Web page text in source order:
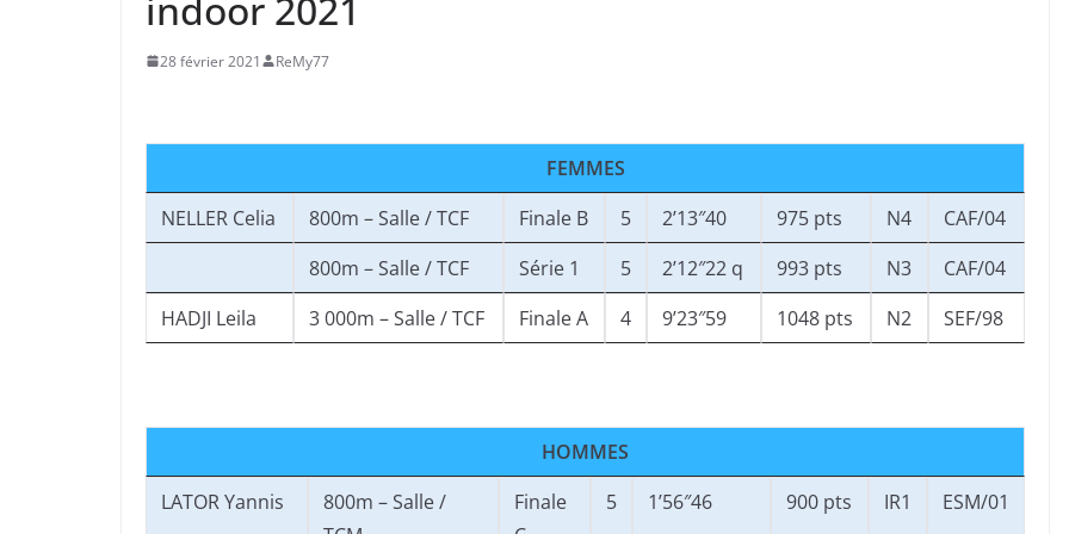
28 février 2021 ReMy77
FEMMES
NELLER Celia
800m – Salle / TCF Finale B 5 2’13″40 975 pts N4
CAF/04
800m – Salle / TCF
Série 1 5 2’12″22 q 993 pts N3
CAF/04
HADJI Leila
3 000m – Salle / TCF Finale A 4 9’23″59 1048 pts N2 SEF/98
HOMMES
LATOR Yannis
800m – Salle /
Finale
5 1’56″46 900 pts IR1 ESM/01